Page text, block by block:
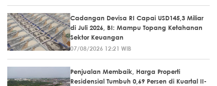
Cadangan Devisa RI Capai USD145,3 Miliar
di Juli 2026, BI: Mampu Topang Ketahanan
Sektor Keuangan
07/08/2026 12:21 WIB
Penjualan Membaik, Harga Properti
Residensial Tumbuh 0,69 Persen di Kuartal II-